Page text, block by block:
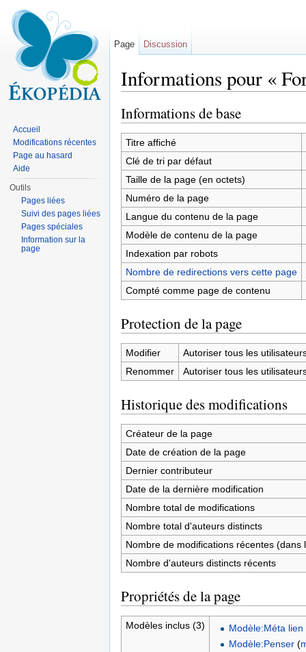
Informations pour «
Informations de base
Titre affiché
Clé de tri par défaut
Taille de la page (en octets)
Numéro de la page
Langue du contenu de la page
Modèle de contenu de la page
Indexation par robots
Nombre de redirections vers cette page
Compté comme page de contenu
Protection de la page
Modifier
Autoriser tous les
Renommer
Autoriser tous les
Historique des modifications
Créateur de la page
Date de création de la page
Dernier contributeur
Date de la dernière modification
Nombre total de modifications
Nombre total d'auteurs distincts
Nombre de modifications récentes (dans
Nombre d'auteurs distincts récents
Propriétés de la page
Modèles inclus (3)
Modèle:Méta lien
Modèle:Penser(
Page Discussion
Accueil
Modifications récentes
Page au hasard
Aide
Outils
Pages liées
Suivi des pages liées
Pages spéciales
Information sur la
page